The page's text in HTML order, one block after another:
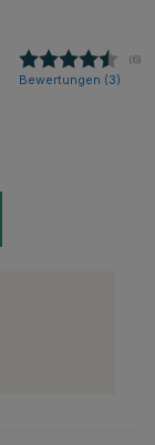
(6)
Bewertungen (3)